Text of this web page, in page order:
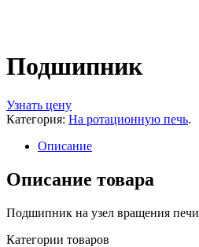
Подшипник
Узнать цену
Категория: На ротационную печь.
Описание
Описание товара
Подшипник на узел вращения печи
Категории товаров